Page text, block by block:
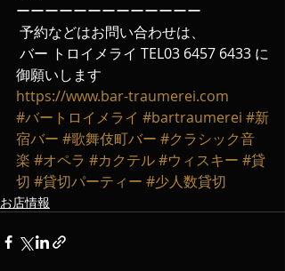
ーーーーーーーーーーーーー
予約などはお問い合わせは、
御願いします
https://www.bar-traumerei.com
#バートロイメライ #bartraumerei #新
宿バー #歌舞伎町バー #クラシック音
楽 #オペラ #カクテル#ウィスキー #貸
切 #貸切パーティー #少人数貸切
お店情報